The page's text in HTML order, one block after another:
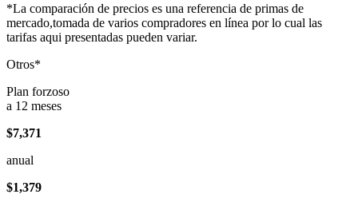
*La comparación de precios es una referencia de primas de
mercado,tomada de varios compradores en línea por lo cual las
tarifas aqui presentadas pueden variar.
Otros*
Plan forzoso
a 12 meses
$7,371
anual
$1,379